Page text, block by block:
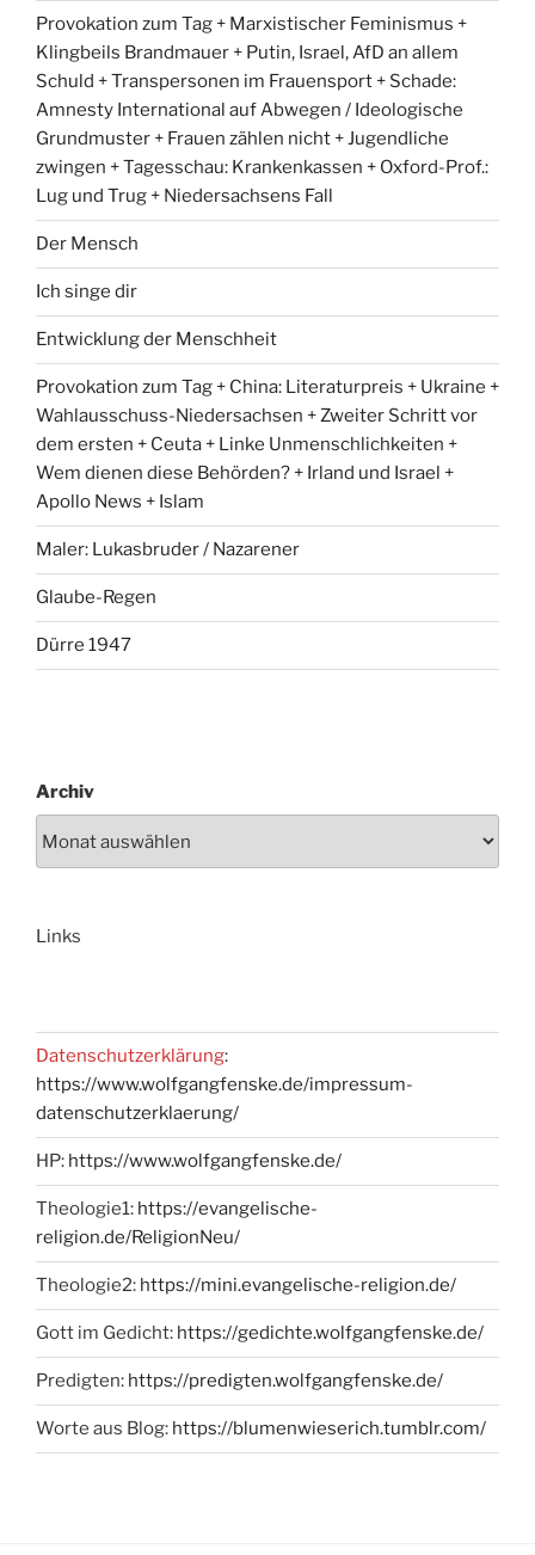
Provokation zum Tag + Marxistischer Feminismus +
Klingbeils Brandmauer + Putin, Israel, AfD an allem
Schuld + Transpersonen im Frauensport + Schade:
Amnesty International auf Abwegen / Ideologische
Grundmuster + Frauen zählen nicht + Jugendliche
zwingen + Tagesschau: Krankenkassen + Oxford-Prof.:
Lug und Trug + Niedersachsens Fall
Der Mensch
Ich singe dir
Entwicklung der Menschheit
Provokation zum Tag + China: Literaturpreis + Ukraine +
Wahlausschuss-Niedersachsen + Zweiter Schritt vor
dem ersten + Ceuta + Linke Unmenschlichkeiten +
Wem dienen diese Behörden? + Irland und Israel +
Apollo News + Islam
Maler: Lukasbruder / Nazarener
Glaube-Regen
Dürre 1947
Archiv
Links
Datenschutzerklärung:
https://www.wolfgangfenske.de/impressum-
datenschutzerklaerung/
HP: https://www.wolfgangfenske.de/
Theologie1: https://evangelische-
religion.de/ReligionNeu/
Theologie2: https://mini.evangelische-religion.de/
Gott im Gedicht: https://gedichte.wolfgangfenske.de/
Predigten: https://predigten.wolfgangfenske.de/
Worte aus Blog: https://blumenwieserich.tumblr.com/